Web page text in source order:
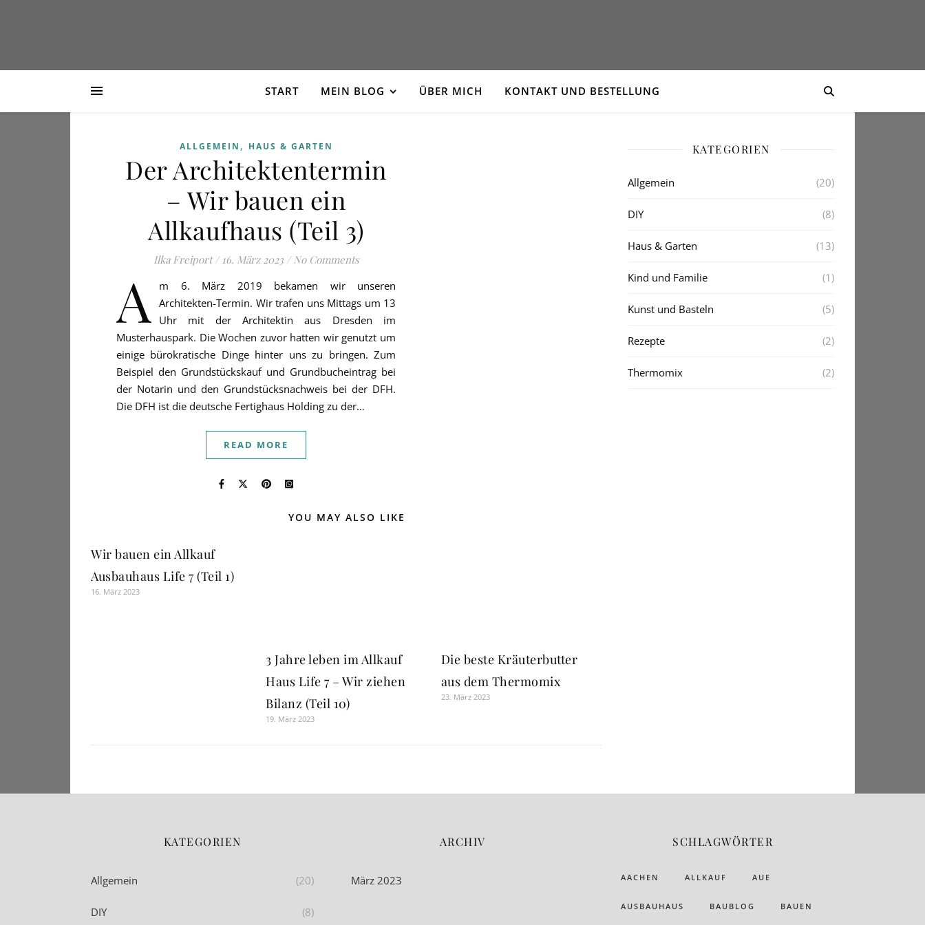
START MEIN BLOG ÜBER MICH KONTAKT UND BESTELLUNG
ALLGEMEIN , HAUS & GARTEN
Der Architektentermin
– Wir bauen ein
Allkaufhaus (Teil 3)
Ilka Freiport / 16. März 2023 / No Comments
A
m 6. März 2019 bekamen wir unseren
Architekten-Termin. Wir trafen uns Mittags um 13
Uhr mit der Architektin aus Dresden im
Musterhauspark. Die Wochen zuvor hatten wir genutzt um
einige bürokratische Dinge hinter uns zu bringen. Zum
Beispiel den Grundstückskauf und Grundbucheintrag bei
der Notarin und den Grundstücksnachweis bei der DFH.
Die DFH ist die deutsche Fertighaus Holding zu der…
READ MORE
YOU MAY ALSO LIKE
Wir bauen ein Allkauf
Ausbauhaus Life 7 (Teil 1)
16. März 2023
3 Jahre leben im Allkauf
Haus Life 7 – Wir ziehen
Bilanz (Teil 10)
19. März 2023
Die beste Kräuterbutter
aus dem Thermomix
23. März 2023
KATEGORIEN
Allgemein (20)
DIY (8)
Haus & Garten (13)
Kind und Familie (1)
Kunst und Basteln (5)
Rezepte (2)
Thermomix (2)
KATEGORIEN
Allgemein (20)
DIY (8)
ARCHIV
März 2023
SCHLAGWÖRTER
AACHEN ALLKAUF AUE
AUSBAUHAUS BAUBLOG BAUEN